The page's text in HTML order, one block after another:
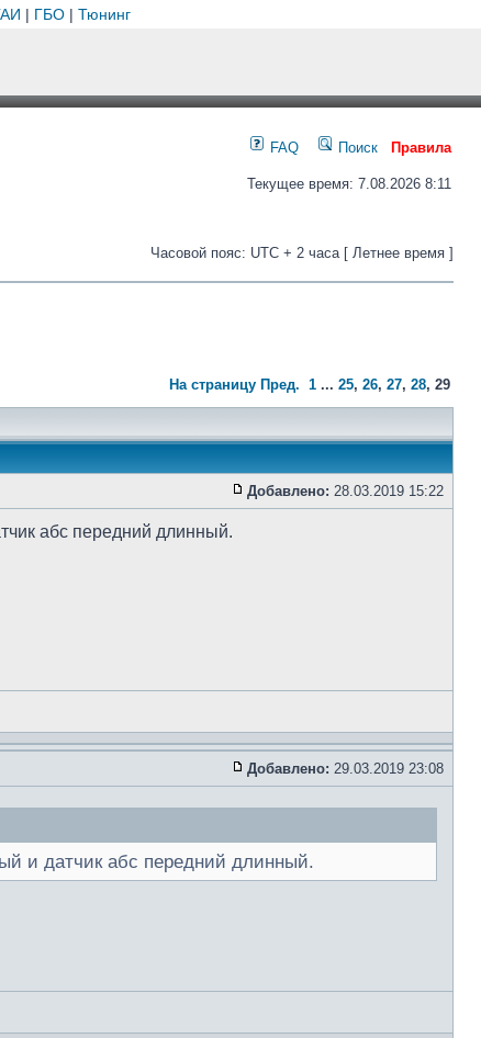
| ГБО| Тюнинг
FAQ Поиск Правила
Текущее время: 7.08.2026 8:11
Часовой пояс: UTC + 2 часа [ Летнее время ]
На страницу Пред. 1 ... 25, 26, 27, 28, 29
Добавлено: 28.03.2019 15:22
абс передний длинный.
Добавлено: 29.03.2019 23:08
и датчик абс передний длинный.